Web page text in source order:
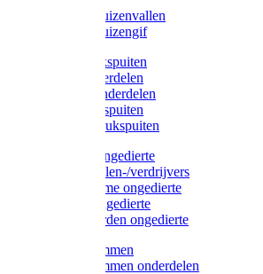
Ratten / Muizenvallen
Ratten / Muizengif
Gloria drukspuiten
Gloria onderdelen
Gardena onderdelen
Dario drukspuiten
Gardena drukspuiten
Diversen ongedierte
Insectenvallen-/verdrijvers
Protect Home ongedierte
Solabiol ongedierte
Protect Garden ongedierte
Mollenklemmen
Mollenklemmen onderdelen